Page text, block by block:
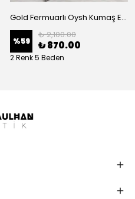
Gold Fermuarlı Oysh Kumaş Elbise
%59
₺ 2,100.00
₺ 870.00
2 Renk 5 Beden